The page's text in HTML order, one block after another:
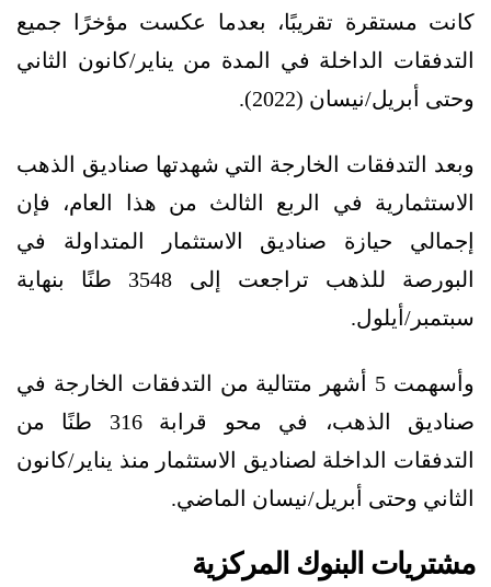
كانت مستقرة تقريبًا، بعدما عكست مؤخرًا جميع
التدفقات الداخلة في المدة من يناير/كانون الثاني
وحتى أبريل/نيسان (2022).
وبعد التدفقات الخارجة التي شهدتها صناديق الذهب
الاستثمارية في الربع الثالث من هذا العام، فإن
إجمالي حيازة صناديق الاستثمار المتداولة في
البورصة للذهب تراجعت إلى 3548 طنًا بنهاية
سبتمبر/أيلول.
وأسهمت 5 أشهر متتالية من التدفقات الخارجة في
صناديق الذهب، في محو قرابة 316 طنًا من
التدفقات الداخلة لصناديق الاستثمار منذ يناير/كانون
الثاني وحتى أبريل/نيسان الماضي.
مشتريات البنوك المركزية